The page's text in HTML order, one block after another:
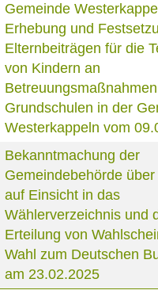
Gemeinde
Erhebung und
Elternbeiträgen für die
von Kindern an
Grundschulen in der
Westerkappeln vom
Bekanntmachung der
Gemeindebehörde
auf Einsicht in das
Wählerverzeichnis und
Erteilung von
Wahl zum Deutschen
am 23.02.2025